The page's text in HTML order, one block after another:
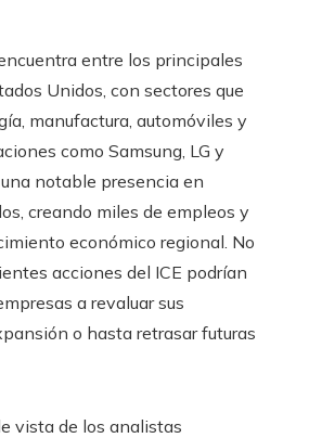
entre los principales
Unidos, con sectores que
manufactura, automóviles y
como Samsung, LG y
notable presencia en
creando miles de empleos y
económico regional. No
acciones del ICE podrían
a revaluar sus
o hasta retrasar futuras
vista de los analistas